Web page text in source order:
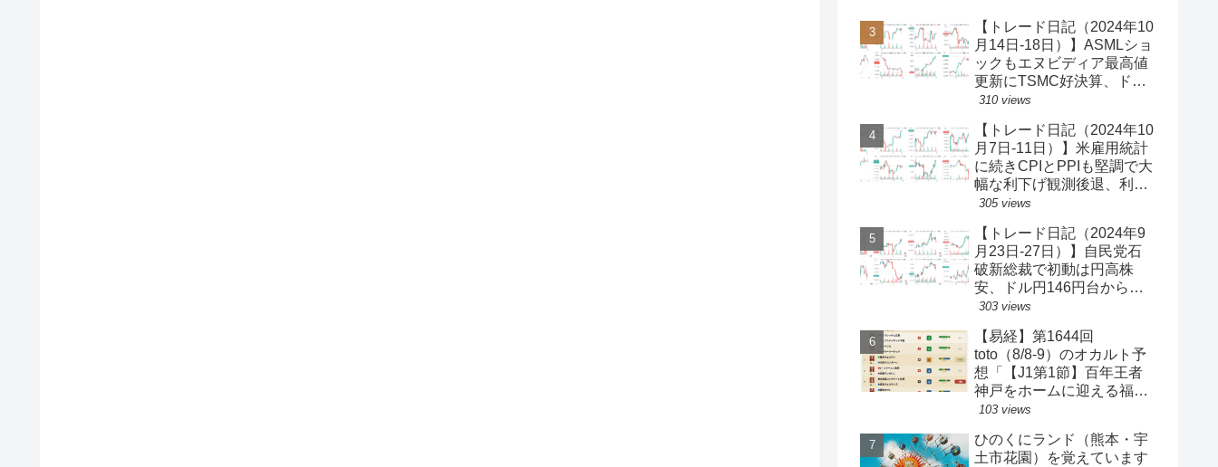
【トレード日記（2024年10
月14日-18日）】ASMLショ
ックもエヌビディア最高値
更新にTSMC好決算、ドル
円一時150円台、円安株高
340】
310 views
【トレード日記（2024年10
月7日-11日）】米雇用統計
に続きCPIとPPIも堅調で大
幅な利下げ観測後退、利回
り上昇・ドル買い、ダウと
円149円台【ゆるゆる投機
339】
305 views
【トレード日記（2024年9
月23日-27日）】自民党石
破新総裁で初動は円高株
安、ドル円146円台から一
気に142円台へ【ゆるゆる
303 views
【易経】第1644回
toto（8/8-9）のオカルト予
想「【J1第1節】百年王者
神戸をホームに迎える福岡
がまさかの…？！【J2第1
ルサ安部は？」
103 views
ひのくにランド（熊本・宇
土市花園）を覚えています